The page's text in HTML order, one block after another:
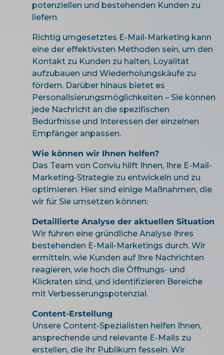
potenziellen und bestehenden Kunden zu
liefern.
Richtig umgesetztes E-Mail-Marketing kann
eine der effektivsten Methoden sein, um den
Kontakt zu Kunden zu halten, Loyalität
aufzubauen und Wiederholungskäufe zu
fördern. Darüber hinaus bietet es
Personalisierungsmöglichkeiten – Sie können
jede Nachricht an die spezifischen
Bedürfnisse und Interessen der einzelnen
Empfänger anpassen.
Wie können wir Ihnen helfen?
Das Team von Conviu hilft Ihnen, Ihre E-Mail-
Marketing-Strategie zu entwickeln und zu
optimieren. Hier sind einige Maßnahmen, die
wir für Sie umsetzen können:
Detaillierte Analyse der aktuellen Situation
Wir führen eine gründliche Analyse Ihres
bestehenden E-Mail-Marketings durch. Wir
ermitteln, wie Kunden auf Ihre Nachrichten
reagieren, wie hoch die Öffnungs- und
Klickraten sind, und identifizieren Bereiche
mit Verbesserungspotenzial.
Content-Erstellung
Unsere Content-Spezialisten helfen Ihnen,
ansprechende und relevante E-Mails zu
erstellen, die Ihr Publikum fesseln. Wir